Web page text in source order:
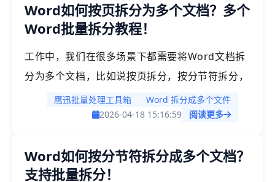
方法分享给有需要的朋友，而且它还支持多种拆分
方式，支持批量拆分多个文档，非常好用！
Word如何按页拆分为多个文档？多个
Word批量拆分教程！
工作中，我们在很多场景下都需要将Word文档拆
分为多个文档，比如说按页拆分，按分节符拆分，
按大纲来拆分，按文件数量拆分等等，可能我们想
要拆分的方式有很多种，但很多工具都没办法满足
以满足以上所有拆分方式，而且可以同时批量拆分
多个word文档，非常好用，赶紧来试试吧！
鹰迅批量处理工具箱
Word 拆分成多个文件
2026-04-18 15:16:59
阅读更多
Word如何按分节符拆分成多个文档？
支持批量拆分！